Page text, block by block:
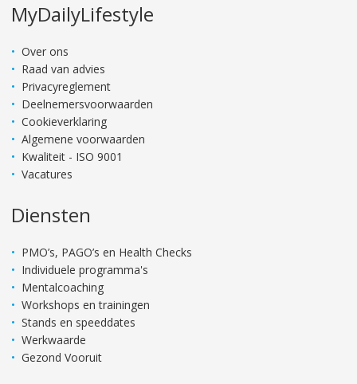
MyDailyLifestyle
Over ons
Raad van advies
Privacyreglement
Deelnemersvoorwaarden
Cookieverklaring
Algemene voorwaarden
Kwaliteit - ISO 9001
Vacatures
Diensten
PMO’s, PAGO’s en Health Checks
Individuele programma's
Mentalcoaching
Workshops en trainingen
Stands en speeddates
Werkwaarde
Gezond Vooruit